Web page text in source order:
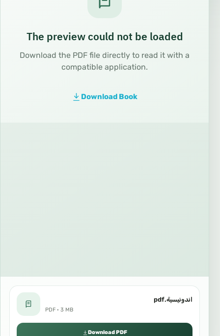
The preview could not be loaded
Download the PDF file directly to read it with a
compatible application.
Download Book
اندونيسية.pdf
PDF · 3 MB
Download PDF